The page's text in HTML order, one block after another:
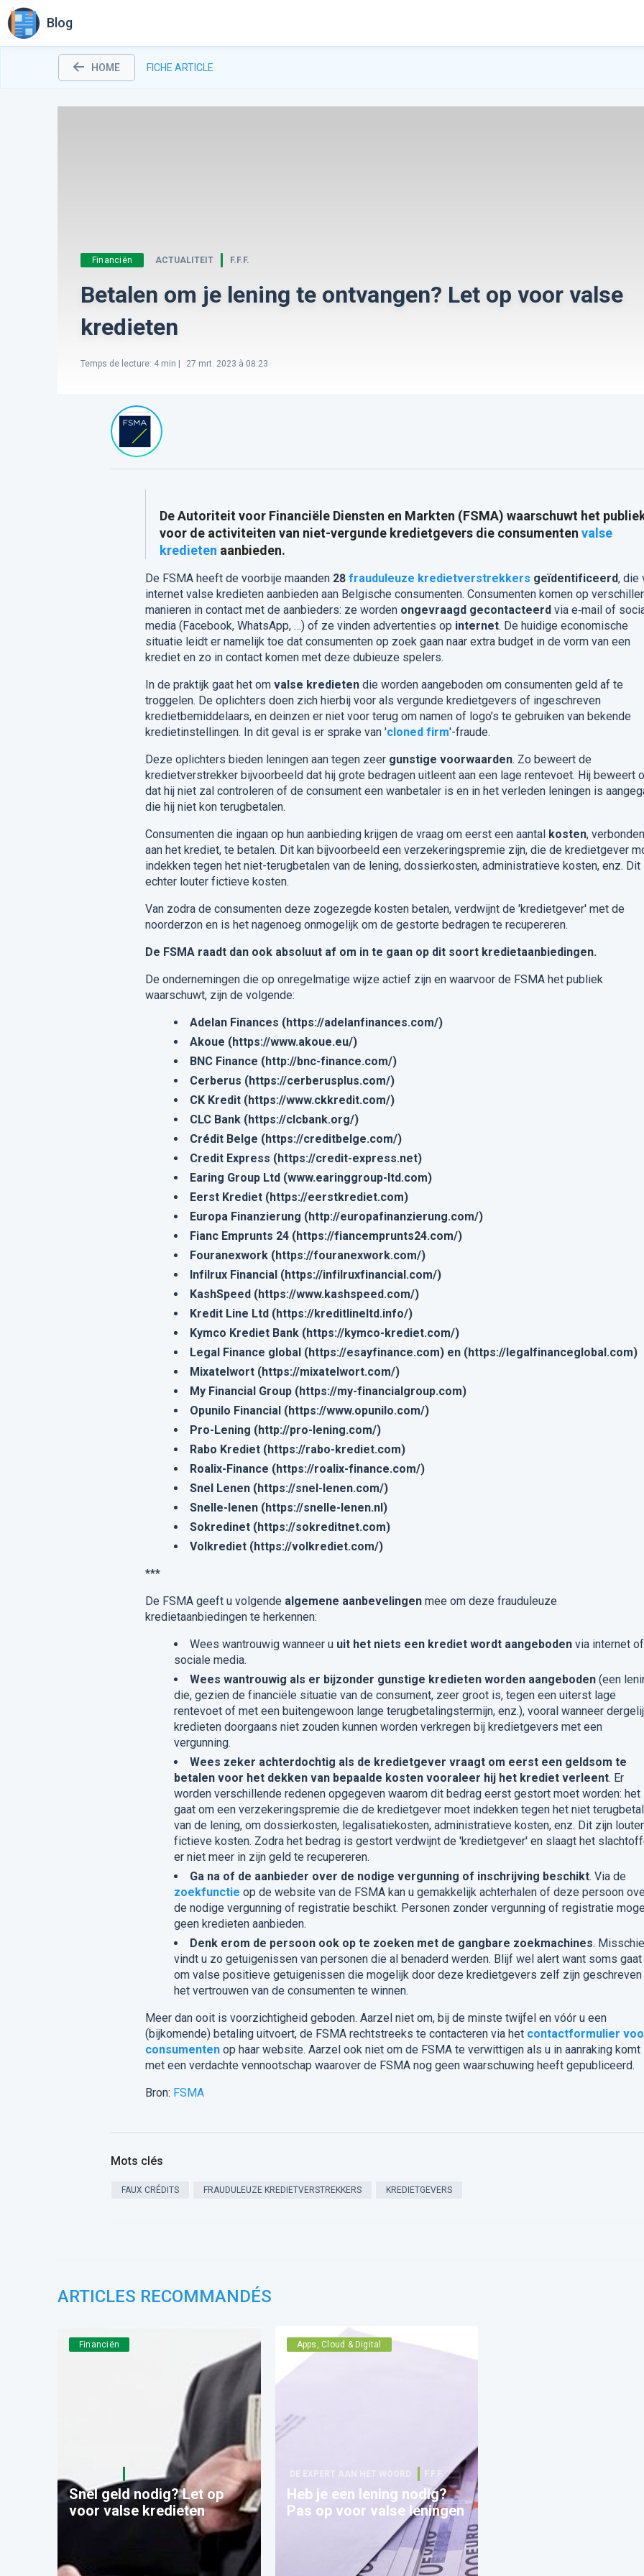
Blog
HOME FICHE ARTICLE
Financiën ACTUALITEIT F.F.F.
Betalen om je lening te ontvangen? Let op voor valse
kredieten
Temps de lecture: 4 min | 27 mrt. 2023 à 08:23
De Autoriteit voor Financiële Diensten en Markten (FSMA) waarschuwt het
voor de activiteiten van niet-vergunde kredietgevers die consumenten valse
kredieten aanbieden.
De FSMA heeft de voorbije maanden 28 frauduleuze kredietverstrekkers geïdentificeerd, die
internet valse kredieten aanbieden aan Belgische consumenten. Consumenten komen op
manieren in contact met de aanbieders: ze worden ongevraagd gecontacteerd via e‑mail of
media (Facebook, WhatsApp, …) of ze vinden advertenties op internet. De huidige economische
situatie leidt er namelijk toe dat consumenten op zoek gaan naar extra budget in de vorm van een
krediet en zo in contact komen met deze dubieuze spelers.
In de praktijk gaat het om valse kredietendie worden aangeboden om consumenten geld af te
troggelen. De oplichters doen zich hierbij voor als vergunde kredietgevers of ingeschreven
kredietbemiddelaars, en deinzen er niet voor terug om namen of logo’s te gebruiken van bekende
kredietinstellingen. In dit geval is er sprake van 'cloned firm'-fraude.
Deze oplichters bieden leningen aan tegen zeer gunstige voorwaarden. Zo beweert de
kredietverstrekker bijvoorbeeld dat hij grote bedragen uitleent aan een lage rentevoet. Hij beweert
dat hij niet zal controleren of de consument een wanbetaler is en in het verleden leningen is
die hij niet kon terugbetalen.
Consumenten die ingaan op hun aanbieding krijgen de vraag om eerst een aantal kosten, verbonden
aan het krediet, te betalen. Dit kan bijvoorbeeld een verzekeringspremie zijn, die de kredietgever
indekken tegen het niet-terugbetalen van de lening, dossierkosten, administratieve kosten, enz. Dit
echter louter fictieve kosten.
Van zodra de consumenten deze zogezegde kosten betalen, verdwijnt de 'kredietgever' met de
noorderzon en is het nagenoeg onmogelijk om de gestorte bedragen te recupereren.
De FSMA raadt dan ook absoluut af om in te gaan op dit soort kredietaanbiedingen.
De ondernemingen die op onregelmatige wijze actief zijn en waarvoor de FSMA het publiek
waarschuwt, zijn de volgende:
Adelan Finances (https://adelanfinances.com/)
Akoue (https://www.akoue.eu/)
BNC Finance (http://bnc-finance.com/)
Cerberus (https://cerberusplus.com/)
CK Kredit (https://www.ckkredit.com/)
CLC Bank (https://clcbank.org/)
Crédit Belge (https://creditbelge.com/)
Credit Express (https://credit-express.net)
Earing Group Ltd (www.earinggroup-ltd.com)
Eerst Krediet (https://eerstkrediet.com)
Europa Finanzierung (http://europafinanzierung.com/)
Fianc Emprunts 24 (https://fiancemprunts24.com/)
Fouranexwork (https://fouranexwork.com/)
Infilrux Financial (https://infilruxfinancial.com/)
KashSpeed (https://www.kashspeed.com/)
Kredit Line Ltd (https://kreditlineltd.info/)
Kymco Krediet Bank (https://kymco-krediet.com/)
Legal Finance global (https://esayfinance.com) en (https://legalfinanceglobal.com)
Mixatelwort (https://mixatelwort.com/)
My Financial Group (https://my-financialgroup.com)
Opunilo Financial (https://www.opunilo.com/)
Pro-Lening (http://pro-lening.com/)
Rabo Krediet (https://rabo-krediet.com)
Roalix-Finance (https://roalix-finance.com/)
Snel Lenen (https://snel-lenen.com/)
Snelle-lenen (https://snelle-lenen.nl)
Sokredinet (https://sokreditnet.com)
Volkrediet (https://volkrediet.com/)
***
De FSMA geeft u volgende algemene aanbevelingenmee om deze frauduleuze
kredietaanbiedingen te herkennen:
Wees wantrouwig wanneer u uit het niets een krediet wordt aangebodenvia internet
sociale media.
Wees wantrouwig als er bijzonder gunstige kredieten worden aangeboden(een
die, gezien de financiële situatie van de consument, zeer groot is, tegen een uiterst lage
rentevoet of met een buitengewoon lange terugbetalingstermijn, enz.), vooral wanneer
kredieten doorgaans niet zouden kunnen worden verkregen bij kredietgevers met een
vergunning.
Wees zeker achterdochtig als de kredietgever vraagt om eerst een geldsom te
betalen voor het dekken van bepaalde kosten vooraleer hij het krediet verleent. Er
worden verschillende redenen opgegeven waarom dit bedrag eerst gestort moet worden: het
gaat om een verzekeringspremie die de kredietgever moet indekken tegen het niet
van de lening, om dossierkosten, legalisatiekosten, administratieve kosten, enz. Dit zijn louter
fictieve kosten. Zodra het bedrag is gestort verdwijnt de 'kredietgever' en slaagt het
er niet meer in zijn geld te recupereren.
Ga na of de aanbieder over de nodige vergunning of inschrijving beschikt. Via de
zoekfunctie op de website van de FSMA kan u gemakkelijk achterhalen of deze persoon
de nodige vergunning of registratie beschikt. Personen zonder vergunning of registratie
geen kredieten aanbieden.
Denk erom de persoon ook op te zoeken met de gangbare zoekmachines.
vindt u zo getuigenissen van personen die al benaderd werden. Blijf wel alert want soms
om valse positieve getuigenissen die mogelijk door deze kredietgevers zelf zijn geschreven
het vertrouwen van de consumenten te winnen.
Meer dan ooit is voorzichtigheid geboden. Aarzel niet om, bij de minste twijfel en vóór u een
(bijkomende) betaling uitvoert, de FSMA rechtstreeks te contacteren via het contactformulier
consumenten op haar website. Aarzel ook niet om de FSMA te verwittigen als u in aanraking komt
met een verdachte vennootschap waarover de FSMA nog geen waarschuwing heeft gepubliceerd.
Bron: FSMA
Mots clés
FAUX CRÉDITS FRAUDULEUZE KREDIETVERSTREKKERS KREDIETGEVERS
ARTICLES RECOMMANDÉS
Financiën
Snel geld nodig? Let op
voor valse kredieten
Apps, Cloud & Digital
DE EXPERT AAN HET WOORD F.F.F.
Heb je een lening nodig?
Pas op voor valse leningen